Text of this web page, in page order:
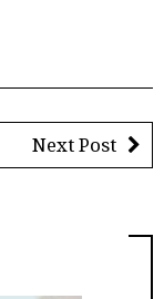
Next Post